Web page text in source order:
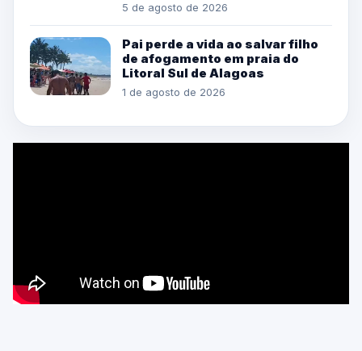
5 de agosto de 2026
Pai perde a vida ao salvar filho
de afogamento em praia do
Litoral Sul de Alagoas
1 de agosto de 2026